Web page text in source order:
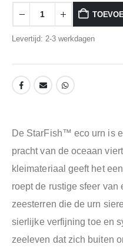
Levertijd: 2-3 werkdagen
De StarFish™ eco urn is
pracht van de oceaan
kleimateriaal geeft het
roept de rustige sfeer van
zeesterren die de urn
sierlijke verfijning toe en
zeeleven dat zich buiten